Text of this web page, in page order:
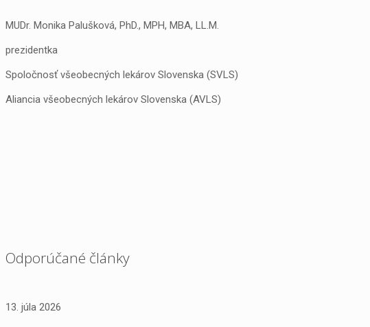
MUDr. Monika Palušková, PhD., MPH, MBA, LL.M.
prezidentka
Spoločnosť všeobecných lekárov Slovenska (SVLS)
Aliancia všeobecných lekárov Slovenska (AVLS)
Odporúčané články
13. júla 2026